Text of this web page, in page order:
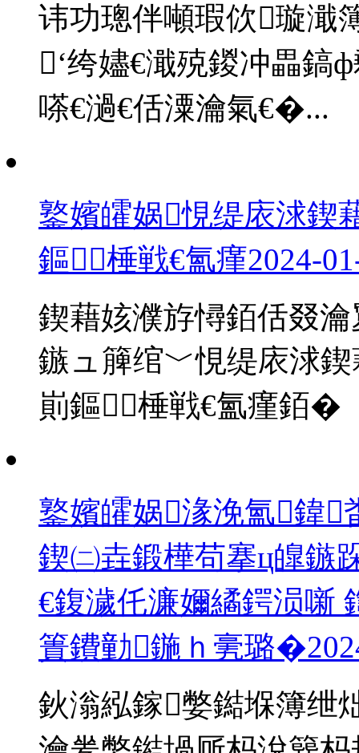
讳功璁伴噸瑕佽璇濈
‘绔嬧€濈殑鍐冲畾鎬
嗏€濄€佸潥瀹氣€�...
鐜嬪皬娲悓缇庡浗鍥
鏂棰戦€氳瘽2024-
鍥藉姟濮斿憳銆佸叕
鏃ュ簲绾﹀悓缇庡浗
崱鏂棰戦€氳瘽銆�
鐜嬪皬娲湪浼氳鍏
鍥㈡垚鍛樺苟搴ц皥鏃
€鍑濊仛濂嬭繘鍔涢噺
簣鐨勭鍦ｈ亴璐�
鈥滃紭鎵嫳鐑堢簿绁